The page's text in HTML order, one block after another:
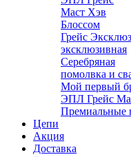
Маст Хэв
Блоссом
Грейс
эксклюзивная
Серебряная
помолвка и
Мой первый
ЭПЛ Грейс
Премиальные
Цепи
Акция
Доставка